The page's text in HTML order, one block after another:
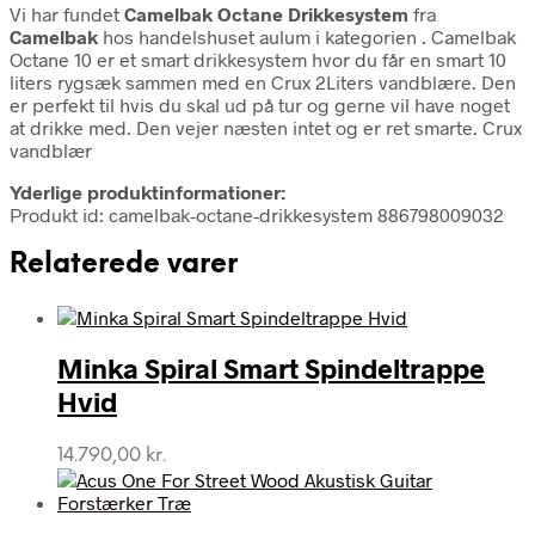
Vi har fundet Camelbak Octane Drikkesystem fra
Camelbak hos handelshuset aulum i kategorien . Camelbak
Octane 10 er et smart drikkesystem hvor du får en smart 10
liters rygsæk sammen med en Crux 2Liters vandblære. Den
er perfekt til hvis du skal ud på tur og gerne vil have noget
at drikke med. Den vejer næsten intet og er ret smarte. Crux
vandblær
Yderlige produktinformationer:
Produkt id: camelbak-octane-drikkesystem 886798009032
Relaterede varer
Minka Spiral Smart Spindeltrappe
Hvid
14.790,00 kr.